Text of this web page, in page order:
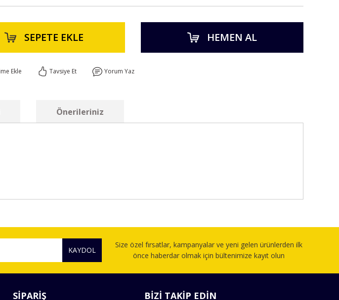
SEPETE EKLE HEMEN AL
Tavsiye Et Yorum Yaz
Önerileriniz
KAYDOL
Size özel fırsatlar, kampanyalar ve yeni gelen ürünlerden ilk
önce haberdar olmak için bültenimize kayıt olun
SİPARİŞ BİZİ TAKİP EDİN